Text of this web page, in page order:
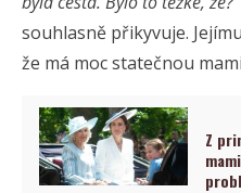
souhlasně přikyvuje.
že má moc statečnou
Z